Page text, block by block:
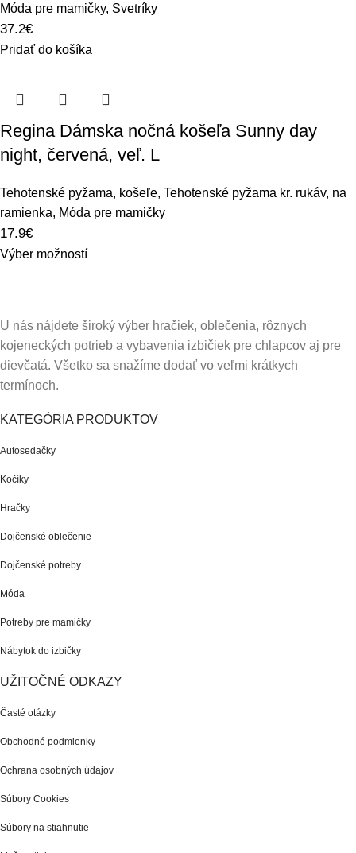
Móda pre mamičky, Svetríky
37.2€
Pridať do košíka
Regina Dámska nočná košeľa Sunny day
night, červená, veľ. L
Tehotenské pyžama, košeľe, Tehotenské pyžama kr. rukáv, na
ramienka, Móda pre mamičky
17.9€
Výber možností
U nás nájdete široký výber hračiek, oblečenia, rôznych
kojeneckých potrieb a vybavenia izbičiek pre chlapcov aj pre
dievčatá. Všetko sa snažíme dodať vo veľmi krátkych
termínoch.
KATEGÓRIA PRODUKTOV
Autosedačky
Kočíky
Hračky
Dojčenské oblečenie
Dojčenské potreby
Móda
Potreby pre mamičky
Nábytok do izbičky
UŽITOČNÉ ODKAZY
Časté otázky
Obchodné podmienky
Ochrana osobných údajov
Súbory Cookies
Súbory na stiahnutie